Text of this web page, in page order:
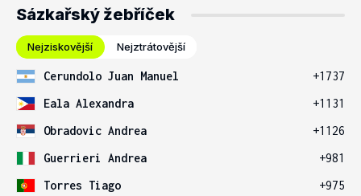
Sázkařský žebříček
Nejziskovější Nejztrátovější
Cerundolo Juan Manuel
+1737
Eala Alexandra
+1131
Obradovic Andrea
+1126
Guerrieri Andrea
+981
Torres Tiago
+975